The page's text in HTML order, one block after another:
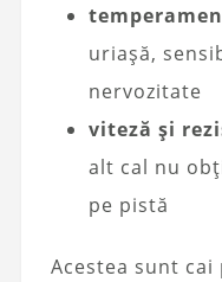
uriașă,
nervozitate
viteză și
alt cal nu
pe pistă
Acestea sunt